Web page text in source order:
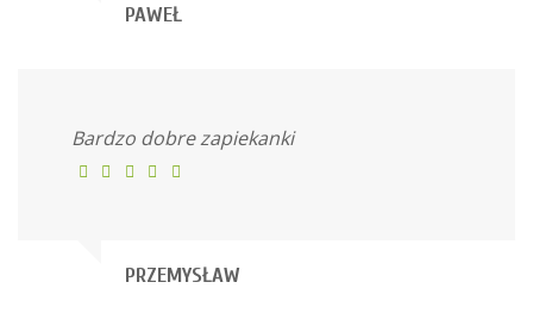
PAWEŁ
Bardzo dobre zapiekanki
PRZEMYSŁAW